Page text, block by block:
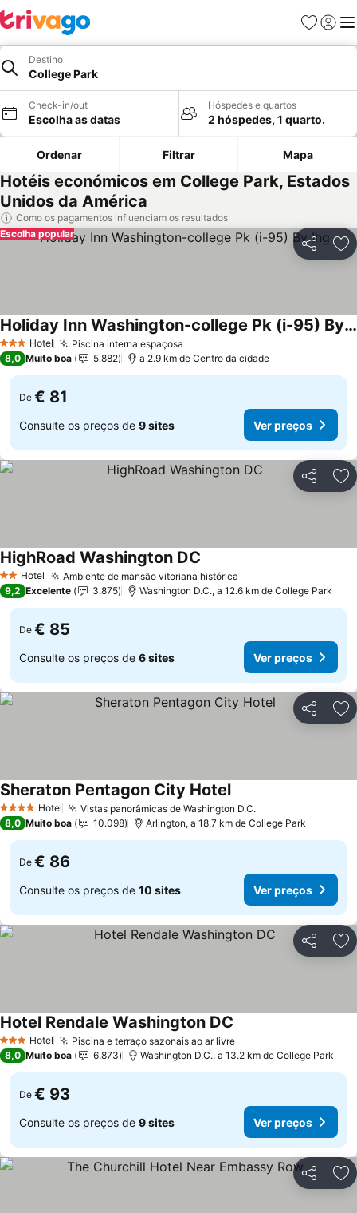
Favoritos
Iniciar
Destino
College Park
Check-in/out
Escolha as datas
Hóspedes e quartos
2 hóspedes, 1 quarto.
Ordenar Filtrar Mapa
Hotéis económicos em College Park, Estados
Unidos da América
Como os pagamentos influenciam os resultados
Partilhar
Escolha popular
3 EstrelasHotel Piscina interna espaçosa
Holiday Inn Washington-college Pk (i-95) By Ihg
Ver preços
8,0 Muito boa 5.882 a 2.9 km de Centro da cidade
De € 81
Consulte os preços de 9 sites Ver preços
Partilhar
2 Estrelas
Hotel Ambiente de mansão vitoriana histórica
HighRoad Washington DC
9,2 Excelente 3.875 Washington D.C., a 12.6 km de College Park
De € 85
Consulte os preços de 6 sites Ver preços
Partilhar
4 EstrelasHotel Vistas panorâmicas de Washington D.C.Ver preços
Sheraton Pentagon City HotelVer preços
8,0 Muito boa 10.098 Arlington, a 18.7 km de College Park
De € 86
Consulte os preços de 10 sites Ver preços
Partilhar
3 EstrelasHotel Piscina e terraço sazonais ao ar livreVer preços
Hotel Rendale Washington DC
8,0 Muito boa 6.873 Washington D.C., a 13.2 km de College Park
De € 93
Consulte os preços de 9 sites Ver preços
Partilhar